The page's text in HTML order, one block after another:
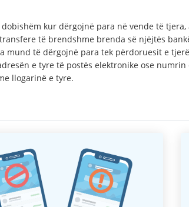
kur dërgojnë para në vende të tjera,
të brendshme brenda së njëjtës
mund të dërgojnë para tek përdoruesit e
e tyre të postës elektronike ose numrin
llogarinë e tyre.